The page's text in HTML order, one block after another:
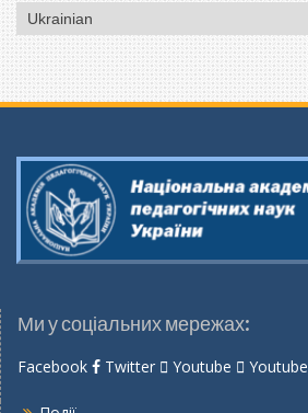
Вибрати
мову
Ми у соціальних мережах:
Facebook Twitter Youtube Youtube